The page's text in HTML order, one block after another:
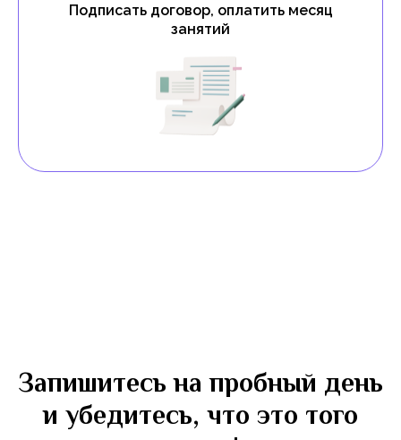
Подписать договор, оплатить месяц
занятий
Запишитесь на пробный день
и убедитесь, что это того